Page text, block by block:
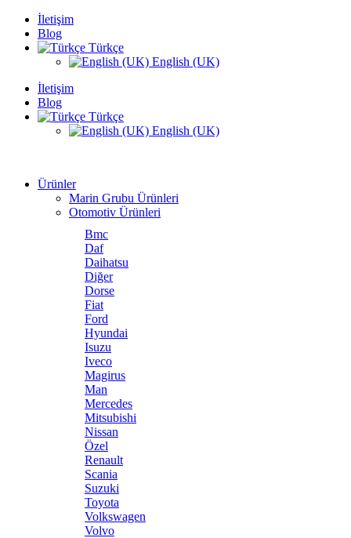
İletişim
Blog
Türkçe
English (UK)
İletişim
Blog
Türkçe
English (UK)
Ürünler
Marin Grubu Ürünleri
Otomotiv Ürünleri
Bmc
Daf
Daihatsu
Diğer
Dorse
Fiat
Ford
Hyundai
Isuzu
Iveco
Magirus
Man
Mercedes
Mitsubishi
Nissan
Özel
Renault
Scania
Suzuki
Toyota
Volkswagen
Volvo